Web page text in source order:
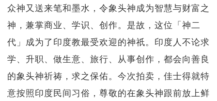
众神又送来笔和墨水，令象头神成为智慧与财富之
神，兼掌商业、学识、创作。是故，这位「神二
代」成为了印度教最受欢迎的神祇。印度人不论求
学、升职、做生意、旅行、从事创作，都会向善良
的象头神祈祷，求之保佑。今次拍卖，佳士得就特
意按照印度民间习俗，尊敬的在象头神跟前放上鲜